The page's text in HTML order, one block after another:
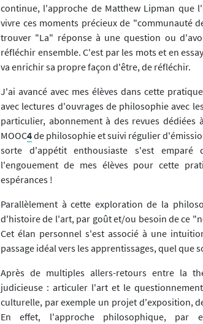
continue, l'approche de Matthew Lipman que
vivre ces moments précieux de "communauté
trouver "La" réponse à une question ou
réfléchir ensemble. C'est par les mots et en
va enrichir sa propre façon d'être, de réfléchir.
J'ai avancé avec mes élèves dans cette
avec lectures d'ouvrages de philosophie avec
particulier, abonnement à des revues dédiées
MOOC4de philosophie et suivi régulier
sorte d'appétit enthousiaste s'est
l'engouement de mes élèves pour cette
espérances !
Parallèlement à cette exploration de la
d'histoire de l'art, par goût et/ou besoin de ce
Cet élan personnel s'est associé à une
passage idéal vers les apprentissages, quel que
Après de multiples allers-retours entre la
judicieuse : articuler l'art et le
culturelle, par exemple un projet d'exposition,
En effet, l'approche philosophique, par